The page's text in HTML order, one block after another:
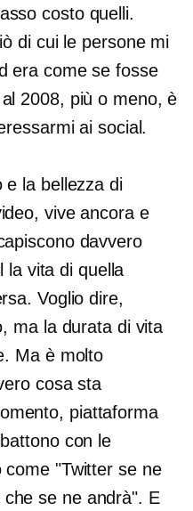
costoquelli.
di cui le persone mi
era come se fosse
2008, più o meno, è
ai social.
la bellezza di
vive ancora e
davvero
la vita di quella
Voglio dire,
ma la durata di vita
Ma è molto
cosa sta
piattaforma
con le
"Twitter se ne
se ne andrà". E